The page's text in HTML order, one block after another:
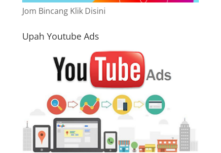
Jom Bincang Klik Disini
Upah Youtube Ads